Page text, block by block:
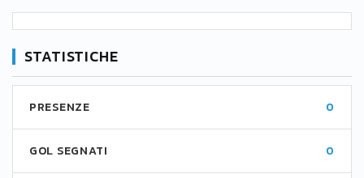
STATISTICHE
PRESENZE 0
GOL SEGNATI 0